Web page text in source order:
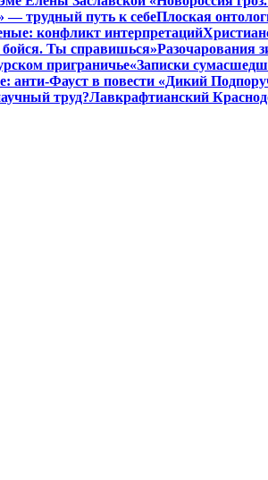
— трудный путь к себеПлоская
конфликт интерпретаций
Ты справишься»Разочарования
приграничье«Записки
анти-Фауст в повести «Дикий
труд?Лавкрафтианский